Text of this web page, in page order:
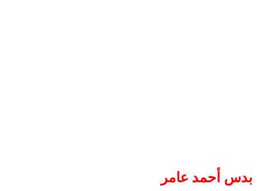
بدس أحمد عامر